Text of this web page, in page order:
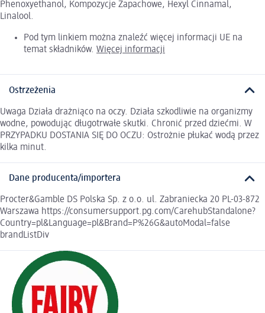
Phenoxyethanol, Kompozycje Zapachowe, Hexyl Cinnamal,
Linalool.
Pod tym linkiem można znaleźć więcej informacji UE na
temat składników. Więcej informacji
Ostrzeżenia
Uwaga Działa drażniąco na oczy. Działa szkodliwie na organizmy
wodne, powodując długotrwałe skutki. Chronić przed dziećmi. W
PRZYPADKU DOSTANIA SIĘ DO OCZU: Ostrożnie płukać wodą przez
kilka minut.
Dane producenta/importera
Procter&Gamble DS Polska Sp. z o.o. ul. Zabraniecka 20 PL-03-872
Warszawa https://consumersupport.pg.com/CarehubStandalone?
Country=pl&Language=pl&Brand=P%26G&autoModal=false
brandListDiv